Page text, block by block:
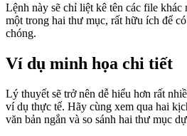
Lệnh này sẽ chỉ liệt kê tên các file
một trong hai thư mục, rất hữu ích để
chóng.
Ví dụ minh họa chi tiết
Lý thuyết sẽ trở nên dễ hiểu hơn rất
ví dụ thực tế. Hãy cùng xem qua hai
văn bản ngắn và so sánh hai thư mục